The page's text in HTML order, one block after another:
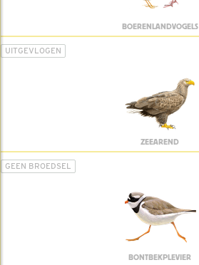
BOERENLANDVOGELS
UITGEVLOGEN
ZEEAREND
GEEN BROEDSEL
BONTBEKPLEVIER